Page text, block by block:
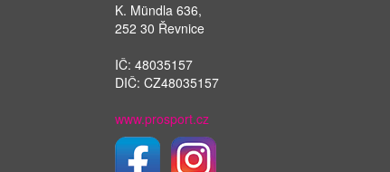
K. Mündla 636,
252 30 Řevnice
IČ: 48035157
DIČ: CZ48035157
www.prosport.cz